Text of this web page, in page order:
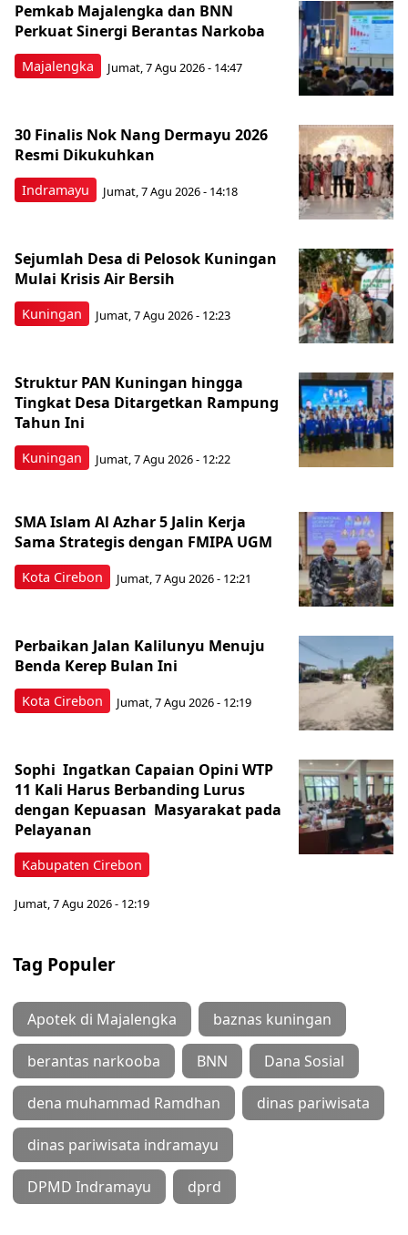
Majalengka
Pemkab Majalengka dan BNN
Perkuat Sinergi Berantas Narkoba
Jumat, 7 Agu 2026 - 14:47
Indramayu
30 Finalis Nok Nang Dermayu 2026
Resmi Dikukuhkan
Jumat, 7 Agu 2026 - 14:18
Kuningan
Sejumlah Desa di Pelosok Kuningan
Mulai Krisis Air Bersih
Jumat, 7 Agu 2026 - 12:23
Kuningan
Struktur PAN Kuningan hingga
Tingkat Desa Ditargetkan Rampung
Tahun Ini
Jumat, 7 Agu 2026 - 12:22
Kota Cirebon
SMA Islam Al Azhar 5 Jalin Kerja
Sama Strategis dengan FMIPA UGM
Jumat, 7 Agu 2026 - 12:21
Kota Cirebon
Perbaikan Jalan Kalilunyu Menuju
Benda Kerep Bulan Ini
Jumat, 7 Agu 2026 - 12:19
Kabupaten Cirebon
Sophi Ingatkan Capaian Opini WTP
11 Kali Harus Berbanding Lurus
dengan Kepuasan Masyarakat pada
Pelayanan
Jumat, 7 Agu 2026 - 12:19
Tag Populer
Apotek di Majalengka baznas kuningan
berantas narkooba BNN Dana Sosial
dena muhammad Ramdhan dinas pariwisata
dinas pariwisata indramayu
DPMD Indramayu dprd